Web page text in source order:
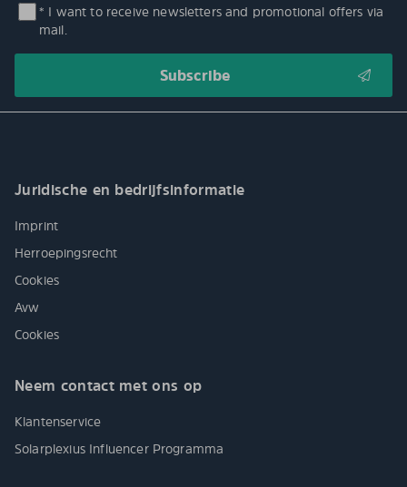
* I want to receive newsletters and promotional offers via
mail.
Juridische en bedrijfsinformatie
Imprint
Herroepingsrecht
Cookies
Avw
Cookies
Neem contact met ons op
Klantenservice
Solarplexius Influencer Programma